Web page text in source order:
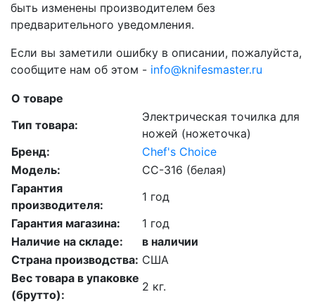
быть изменены производителем без
предварительного уведомления.
Если вы заметили ошибку в описании, пожалуйста,
сообщите нам об этом - info@knifesmaster.ru
О товаре
Тип товара:
Электрическая точилка для
ножей (ножеточка)
Бренд:
Chef's Choice
Модель:
CC-316 (белая)
Гарантия
производителя:
1 год
Гарантия магазина:
1 год
Наличие на складе:
в наличии
Страна производства: США
Вес товара в упаковке
(брутто):
2 кг.